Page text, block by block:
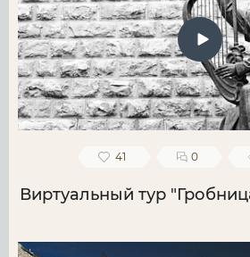
41 0
Виртуальный тур